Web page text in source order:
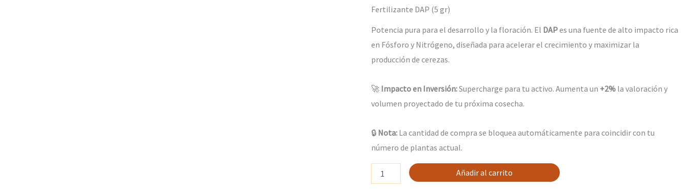
Fertilizante DAP (5 gr)
Potencia pura para el desarrollo y la floración. El DAPes una fuente de alto impacto rica
en Fósforo y Nitrógeno, diseñada para acelerar el crecimiento y maximizar la
producción de cerezas.
🚀 Impacto en Inversión:Supercharge para tu activo. Aumenta un +2% la valoración y
volumen proyectado de tu próxima cosecha.
🔒 Nota: La cantidad de compra se bloquea automáticamente para coincidir con tu
número de plantas actual.
5
DAP
cantidad
Añadir al carrito